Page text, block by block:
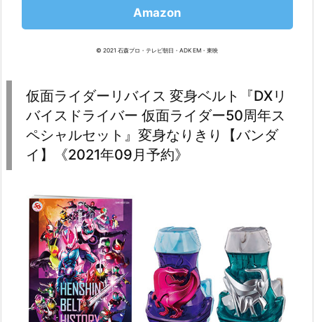
Amazon
© 2021 石森プロ・テレビ朝日・ADK EM・東映
仮面ライダーリバイス 変身ベルト『DXリ
バイスドライバー 仮面ライダー50周年ス
ペシャルセット』変身なりきり【バンダ
イ】《2021年09月予約》